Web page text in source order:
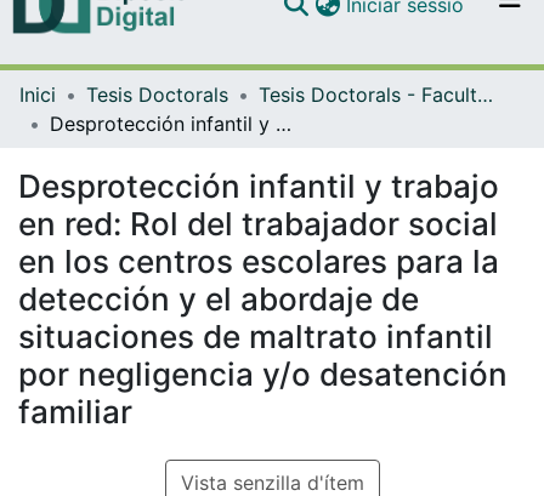
Navega per tot el DD
Com publicar
Contacte
Inici Tesis Doctorals
Tesis Doctorals - Facultat - Educació
Desprotección infantil y trabajo en red: Rol del trabajador social en los centros escolares para la detección y el abordaje de situaciones de maltrato infantil por negligencia y/o desatención familiar
Desprotección infantil y trabajo
en red: Rol del trabajador social
en los centros escolares para la
detección y el abordaje de
situaciones de maltrato infantil
por negligencia y/o desatención
familiar
Vista senzilla d'ítem